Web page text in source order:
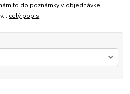
to do poznámky v objednávke.
celý popis